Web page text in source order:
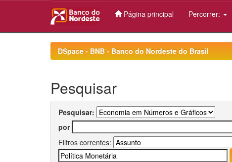
Página principal Percorrer:
DSpace - BNB - Banco do Nordeste do Brasil
Pesquisar
Pesquisar:
por
Filtros correntes: